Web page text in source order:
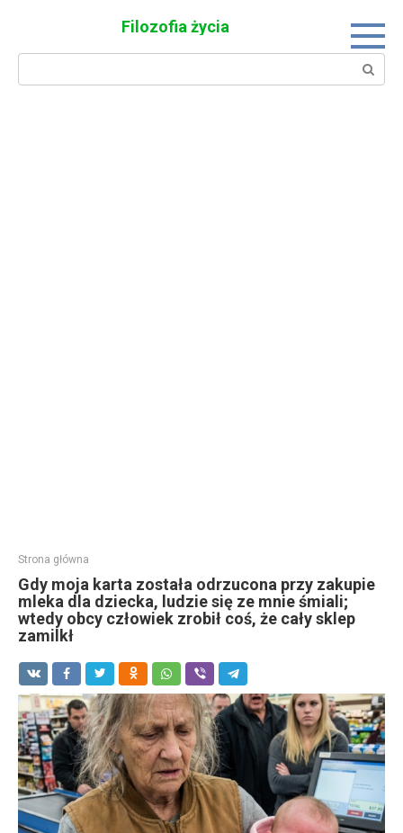
Filozofia życia
Search:
Strona główna
Gdy moja karta została odrzucona przy zakupie
mleka dla dziecka, ludzie się ze mnie śmiali;
wtedy obcy człowiek zrobił coś, że cały sklep
zamilkł